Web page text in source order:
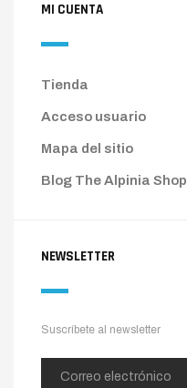
MI CUENTA
Tienda
Acceso usuario
Mapa del sitio
Blog The Alpinia Shop
NEWSLETTER
Suscríbete al newsletter